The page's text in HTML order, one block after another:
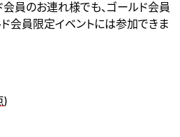
会員のお連れ様でも、ゴールド会員
会員限定イベントには参加できま
)